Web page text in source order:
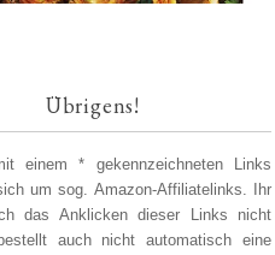
Übrigens!
einem * gekennzeichneten Links
um sog. Amazon-Affiliatelinks. Ihr
das Anklicken dieser Links nicht
auch nicht automatisch eine